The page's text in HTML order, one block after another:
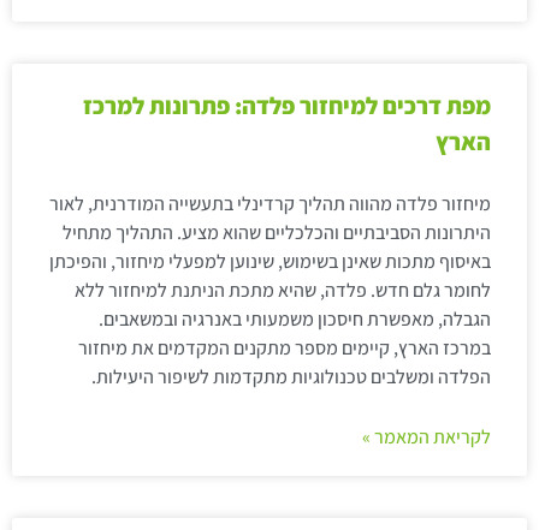
מפת דרכים למיחזור פלדה: פתרונות למרכז
הארץ
מיחזור פלדה מהווה תהליך קרדינלי בתעשייה המודרנית, לאור
היתרונות הסביבתיים והכלכליים שהוא מציע. התהליך מתחיל
באיסוף מתכות שאינן בשימוש, שינוען למפעלי מיחזור, והפיכתן
לחומר גלם חדש. פלדה, שהיא מתכת הניתנת למיחזור ללא
הגבלה, מאפשרת חיסכון משמעותי באנרגיה ובמשאבים.
במרכז הארץ, קיימים מספר מתקנים המקדמים את מיחזור
הפלדה ומשלבים טכנולוגיות מתקדמות לשיפור היעילות.
לקריאת המאמר »